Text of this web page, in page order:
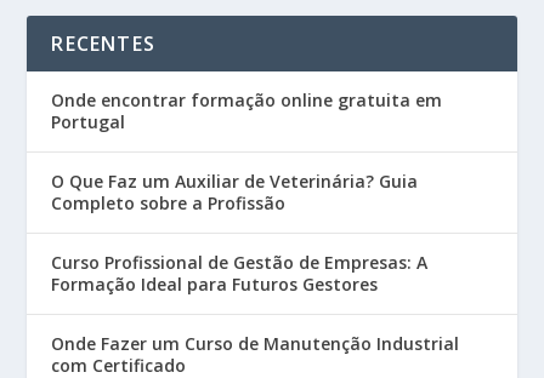
RECENTES
Onde encontrar formação online gratuita em
Portugal
O Que Faz um Auxiliar de Veterinária? Guia
Completo sobre a Profissão
Curso Profissional de Gestão de Empresas: A
Formação Ideal para Futuros Gestores
Onde Fazer um Curso de Manutenção Industrial
com Certificado